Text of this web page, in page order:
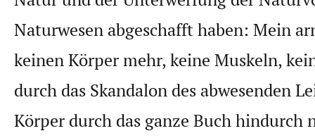
Naturwesen abgeschafft haben: Mein
keinen Körper mehr, keine Muskeln,
durch das Skandalon des abwesenden
Körper durch das ganze Buch hindurch